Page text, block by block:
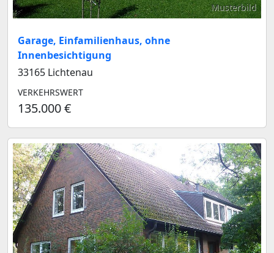
Musterbild
Garage, Einfamilienhaus, ohne
Innenbesichtigung
33165 Lichtenau
VERKEHRSWERT
135.000 €